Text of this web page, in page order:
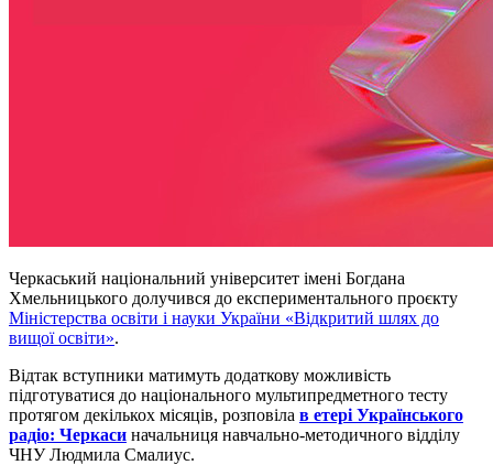
Черкаський національний університет імені Богдана
Хмельницького долучився до експериментального проєкту
Міністерства освіти і науки України «Відкритий шлях до
вищої освіти».
Відтак вступники матимуть додаткову можливість
підготуватися до національного мультипредметного тесту
протягом декількох місяців, розповіла в етері Українського
радіо: Черкаси начальниця навчально-методичного відділу
ЧНУ Людмила Смалиус.